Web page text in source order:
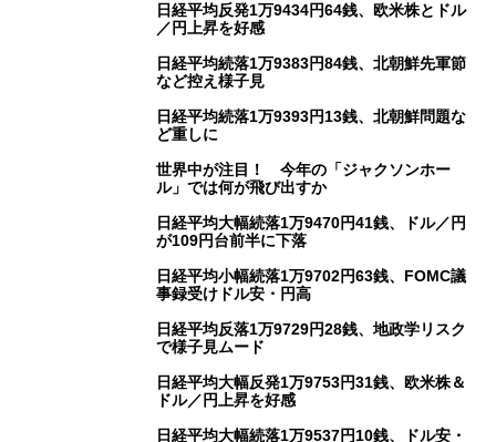
日経平均反発1万9434円64銭、欧米株とドル
／円上昇を好感
日経平均続落1万9383円84銭、北朝鮮先軍節
など控え様子見
日経平均続落1万9393円13銭、北朝鮮問題な
ど重しに
世界中が注目！ 今年の「ジャクソンホー
ル」では何が飛び出すか
日経平均大幅続落1万9470円41銭、ドル／円
が109円台前半に下落
日経平均小幅続落1万9702円63銭、FOMC議
事録受けドル安・円高
日経平均反落1万9729円28銭、地政学リスク
で様子見ムード
日経平均大幅反発1万9753円31銭、欧米株＆
ドル／円上昇を好感
日経平均大幅続落1万9537円10銭、ドル安・